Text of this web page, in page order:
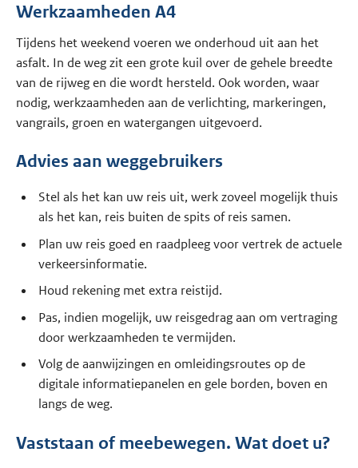
Werkzaamheden A4
Tijdens het weekend voeren we onderhoud uit aan het
asfalt. In de weg zit een grote kuil over de gehele breedte
van de rijweg en die wordt hersteld. Ook worden, waar
nodig, werkzaamheden aan de verlichting, markeringen,
vangrails, groen en watergangen uitgevoerd.
Advies aan weggebruikers
Stel als het kan uw reis uit, werk zoveel mogelijk thuis
als het kan, reis buiten de spits of reis samen.
Plan uw reis goed en raadpleeg voor vertrek de actuele
verkeersinformatie.
Houd rekening met extra reistijd.
Pas, indien mogelijk, uw reisgedrag aan om vertraging
door werkzaamheden te vermijden.
Volg de aanwijzingen en omleidingsroutes op de
digitale informatiepanelen en gele borden, boven en
langs de weg.
Vaststaan of meebewegen. Wat doet u?